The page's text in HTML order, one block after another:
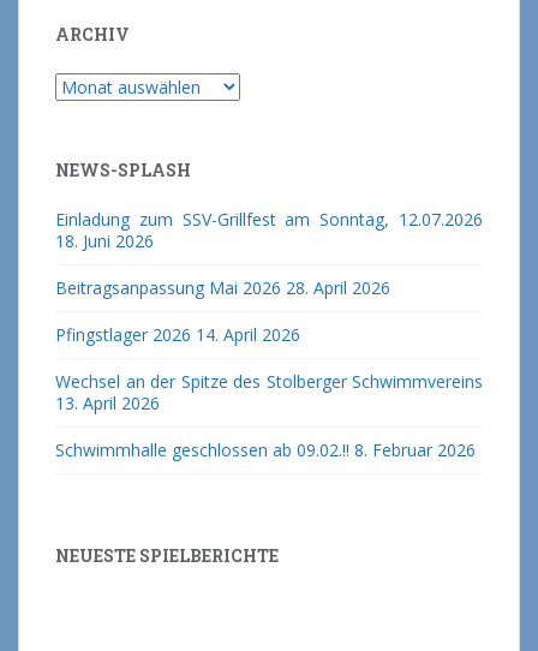
ARCHIV
Archiv
NEWS-SPLASH
Einladung zum SSV-Grillfest am Sonntag, 12.07.2026
18. Juni 2026
Beitragsanpassung Mai 2026 28. April 2026
Pfingstlager 2026 14. April 2026
Wechsel an der Spitze des Stolberger Schwimmvereins
13. April 2026
Schwimmhalle geschlossen ab 09.02.!! 8. Februar 2026
NEUESTE SPIELBERICHTE